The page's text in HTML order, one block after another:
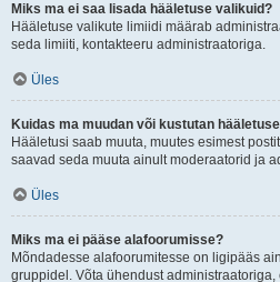
Miks ma ei saa lisada hääletuse valikuid?
Hääletuse valikute limiidi määrab
seda limiiti, kontakteeru administraatoriga.
Üles
Kuidas ma muudan või kustutan
Hääletusi saab muuta, muutes esimest
saavad seda muuta ainult moderaatorid ja
Üles
Miks ma ei pääse alafoorumisse?
Mõndadesse alafoorumitesse on ligipääs
gruppidel. Võta ühendust